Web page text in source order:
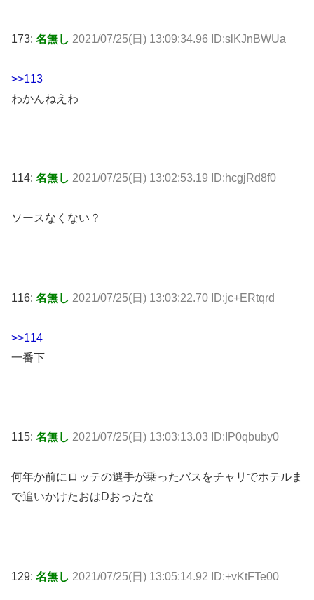
173: 名無し 2021/07/25(日) 13:09:34.96 ID:slKJnBWUa
>>113
わかんねえわ
114: 名無し 2021/07/25(日) 13:02:53.19 ID:hcgjRd8f0
ソースなくない？
116: 名無し 2021/07/25(日) 13:03:22.70 ID:jc+ERtqrd
>>114
一番下
115: 名無し 2021/07/25(日) 13:03:13.03 ID:IP0qbuby0
何年か前にロッテの選手が乗ったバスをチャリでホテルま
で追いかけたおはDおったな
129: 名無し 2021/07/25(日) 13:05:14.92 ID:+vKtFTe00